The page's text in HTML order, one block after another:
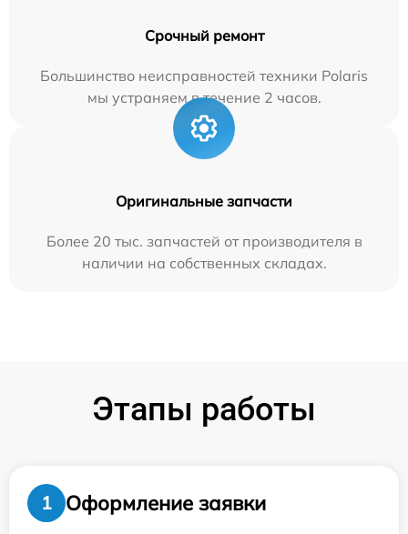
Срочный ремонт
Большинство неисправностей техники Polaris
мы устраняем в течение 2 часов.
Оригинальные запчасти
Более 20 тыс. запчастей от производителя в
наличии на собственных складах.
Этапы работы
1
Оформление заявки